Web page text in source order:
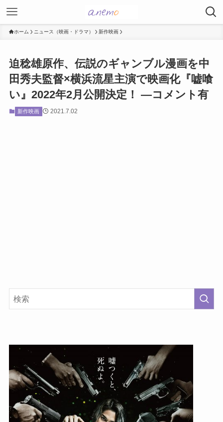
ホーム ニュース（映画・ドラマ） 新作映画
迫稔雄原作、伝説のギャンブル漫画を中
田秀夫監督×横浜流星主演で映画化『嘘喰
い』2022年2月公開決定！ ―コメント有
新作映画 2021.7.02